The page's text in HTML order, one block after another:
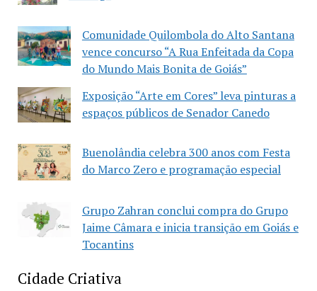
Comunidade Quilombola do Alto Santana
vence concurso “A Rua Enfeitada da Copa
do Mundo Mais Bonita de Goiás”
Exposição “Arte em Cores” leva pinturas a
espaços públicos de Senador Canedo
Buenolândia celebra 300 anos com Festa
do Marco Zero e programação especial
Grupo Zahran conclui compra do Grupo
Jaime Câmara e inicia transição em Goiás e
Tocantins
Cidade Criativa